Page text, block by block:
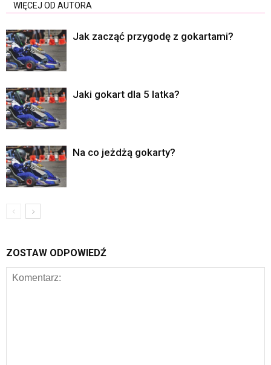
WIĘCEJ OD AUTORA
Jak zacząć przygodę z gokartami?
Jaki gokart dla 5 latka?
Na co jeżdżą gokarty?
ZOSTAW ODPOWIEDŹ